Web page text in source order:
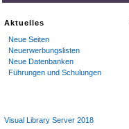
Aktuelles
Neue Seiten
Neuerwerbungslisten
Neue Datenbanken
Führungen und Schulungen
Visual Library Server 2018